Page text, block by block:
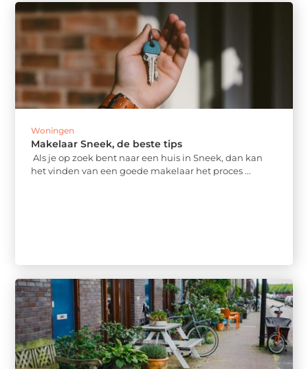
Woningen
Makelaar Sneek, de beste tips
Als je op zoek bent naar een huis in Sneek, dan kan
het vinden van een goede makelaar het proces ...